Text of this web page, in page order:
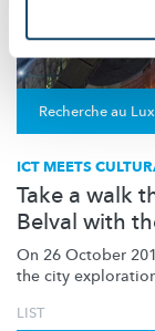
Recherche au
ICT MEETS
Take a walk
Belval with
On 26 October
the city
LIST